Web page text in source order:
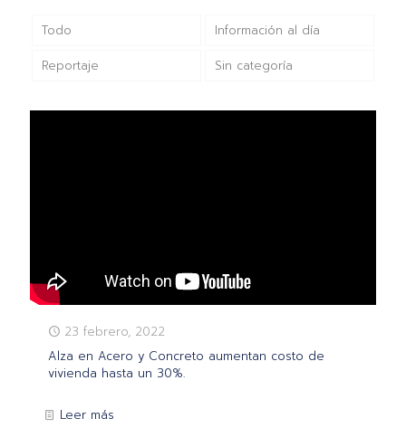
Todo Información al día
Reportaje Sin categoría
23 febrero, 2022
Alza en Acero y Concreto aumentan costo de
vivienda hasta un 30%.
Leer más